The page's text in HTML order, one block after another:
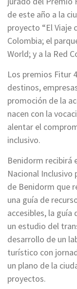
de este año a la
proyecto “El Viaje
Colombia; el
World; y a la Red
Los premios Fitur
destinos,
promoción de la
nacen con la
alentar el
inclusivo.
Benidorm recibirá
Nacional Inclusivo
de Benidorm que
una guía de
accesibles, la guía
un estudio del
desarrollo de un
turístico con
un plano de la
proyectos.